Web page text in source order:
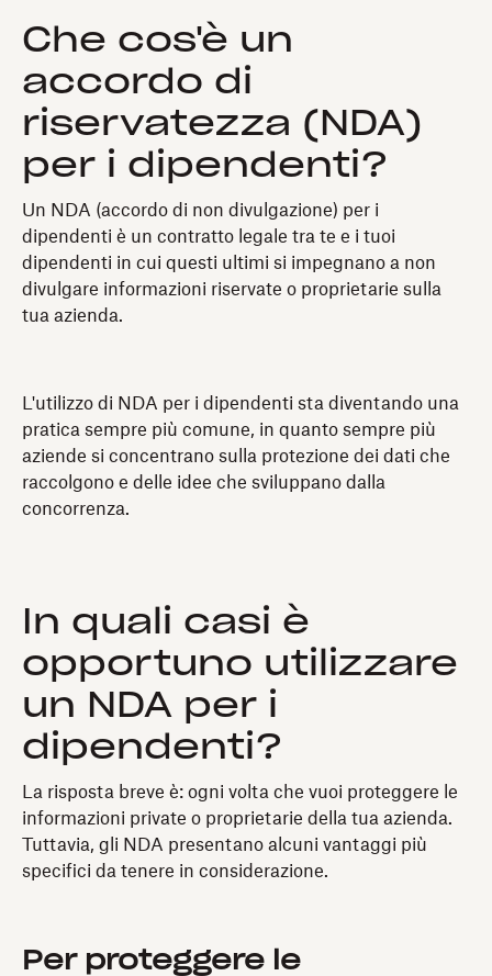
Che cos'è un
accordo di
riservatezza (NDA)
per i dipendenti?
Un NDA (accordo di non divulgazione) per i
dipendenti è un contratto legale tra te e i tuoi
dipendenti in cui questi ultimi si impegnano a non
divulgare informazioni riservate o proprietarie sulla
tua azienda.
L'utilizzo di NDA per i dipendenti sta diventando una
pratica sempre più comune, in quanto sempre più
aziende si concentrano sulla protezione dei dati che
raccolgono e delle idee che sviluppano dalla
concorrenza.
In quali casi è
opportuno utilizzare
un NDA per i
dipendenti?
La risposta breve è: ogni volta che vuoi proteggere le
informazioni private o proprietarie della tua azienda.
Tuttavia, gli NDA presentano alcuni vantaggi più
specifici da tenere in considerazione.
Per proteggere le